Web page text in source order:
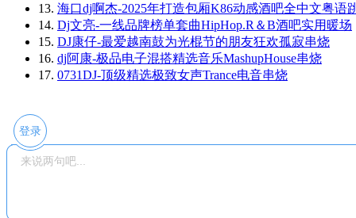
13. 海口dj啊杰-2025年打造包厢K86动感酒吧全中文粤语
14. Dj文亮-一线品牌榜单套曲HipHop.R＆B酒吧实用暖场
15. DJ康仔-最爱越南鼓为光棍节的朋友狂欢孤寂串烧
16. dj阿康-极品电子混搭精选音乐MashupHouse串烧
17. 0731DJ-顶级精选极致女声Trance电音串烧
登录